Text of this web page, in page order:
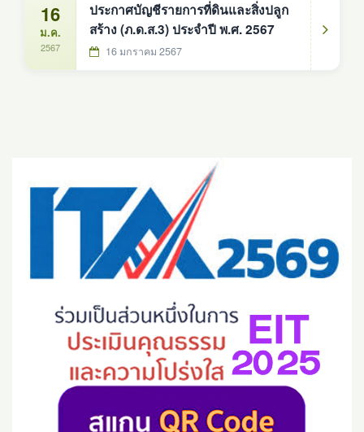
16
ม.ค.
2567
ประกาศบัญชีรายการที่ดินและสิ่งปลูก
สร้าง (ภ.ด.ส.3) ประจำปี พ.ศ. 2567
16 มกราคม 2567